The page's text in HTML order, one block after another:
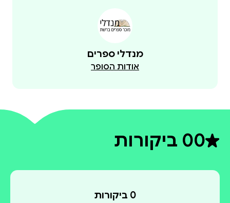
מנדלי ספרים
אודות הסופר
0דירוג ממוצע 0 מתוך 5
0 ביקורות
0 ביקורות